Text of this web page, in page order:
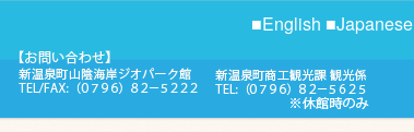
■English ■Japanese